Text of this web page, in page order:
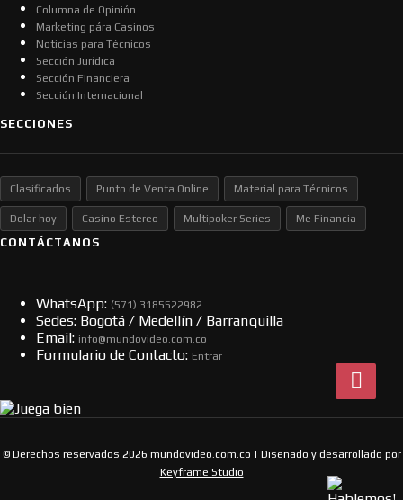
Columna de Opinión
Marketing pára Casinos
Noticias para Técnicos
Sección Jurídica
Sección Financiera
Sección Internacional
SECCIONES
Clasificados Punto de Venta Online Material para Técnicos
Dolar hoy Casino Estereo Multipoker Series Me Financia
CONTÁCTANOS
WhatsApp: (57​​1) 3185522982
Sedes: Bogotá / Medellín / Barranquilla
Email: info@mundovideo.com.co
Formulario de Contacto: Entrar
© Derechos reservados 2026 mundovideo.com.co | Diseñado y desarrollado por
Keyframe Studio